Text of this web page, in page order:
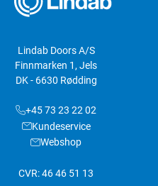
Lindab Doors A/S
Finnmarken 1, Jels
DK - 6630 Rødding
+45 73 23 22 02
Kundeservice
Webshop
CVR: 46 46 51 13